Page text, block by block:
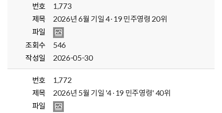
번호
1,773
제목
2026년 6월 기일 4·19 민주영령 20위
파일
조회수
546
작성일
2026-05-30
번호
1,772
제목
2026년 5월 기일 '4·19 민주영령' 40위
파일